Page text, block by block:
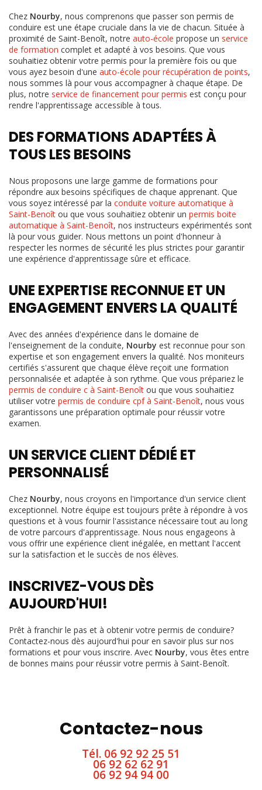
Chez Nourby, nous comprenons que passer son permis de
conduire est une étape cruciale dans la vie de chacun. Située à
proximité de Saint-Benoît, notre auto-école propose un service
de formation complet et adapté à vos besoins. Que vous
souhaitiez obtenir votre permis pour la première fois ou que
vous ayez besoin d'une auto-école pour récupération de points,
nous sommes là pour vous accompagner à chaque étape. De
plus, notre service de financement pour permis est conçu pour
rendre l'apprentissage accessible à tous.
DES FORMATIONS ADAPTÉES À
TOUS LES BESOINS
Nous proposons une large gamme de formations pour
répondre aux besoins spécifiques de chaque apprenant. Que
vous soyez intéressé par la conduite voiture automatique à
Saint-Benoît ou que vous souhaitiez obtenir un permis boite
automatique à Saint-Benoît, nos instructeurs expérimentés sont
là pour vous guider. Nous mettons un point d'honneur à
respecter les normes de sécurité les plus strictes pour garantir
une expérience d'apprentissage sûre et efficace.
UNE EXPERTISE RECONNUE ET UN
ENGAGEMENT ENVERS LA QUALITÉ
Avec des années d'expérience dans le domaine de
l'enseignement de la conduite, Nourby est reconnue pour son
expertise et son engagement envers la qualité. Nos moniteurs
certifiés s'assurent que chaque élève reçoit une formation
personnalisée et adaptée à son rythme. Que vous prépariez le
permis de conduire c à Saint-Benoît ou que vous souhaitiez
utiliser votre permis de conduire cpf à Saint-Benoît, nous vous
garantissons une préparation optimale pour réussir votre
examen.
UN SERVICE CLIENT DÉDIÉ ET
PERSONNALISÉ
Chez Nourby, nous croyons en l'importance d'un service client
exceptionnel. Notre équipe est toujours prête à répondre à vos
questions et à vous fournir l'assistance nécessaire tout au long
de votre parcours d'apprentissage. Nous nous engageons à
vous offrir une expérience client inégalée, en mettant l'accent
sur la satisfaction et le succès de nos élèves.
INSCRIVEZ-VOUS DÈS
AUJOURD'HUI!
Prêt à franchir le pas et à obtenir votre permis de conduire?
Contactez-nous dès aujourd'hui pour en savoir plus sur nos
formations et pour vous inscrire. Avec Nourby, vous êtes entre
de bonnes mains pour réussir votre permis à Saint-Benoît.
Contactez-nous
Tél. 06 92 92 25 51
06 92 62 62 91
06 92 94 94 00